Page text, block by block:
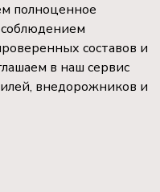
полноценное
составов и
в наш сервис
внедорожников и